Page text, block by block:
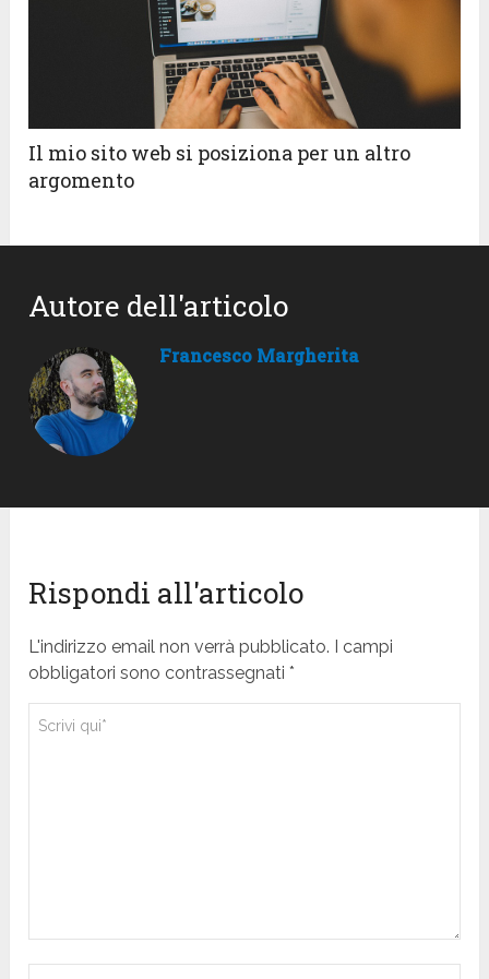
Il mio sito web si posiziona per un altro
argomento
Autore dell'articolo
Francesco Margherita
Rispondi all'articolo
L'indirizzo email non verrà pubblicato. I campi
obbligatori sono contrassegnati *